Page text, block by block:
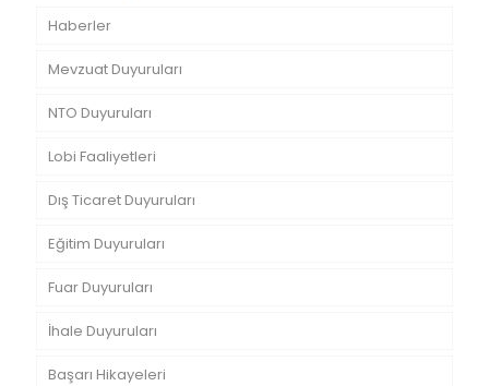
Haberler
Mevzuat Duyuruları
NTO Duyuruları
Lobi Faaliyetleri
Dış Ticaret Duyuruları
Eğitim Duyuruları
Fuar Duyuruları
İhale Duyuruları
Başarı Hikayeleri